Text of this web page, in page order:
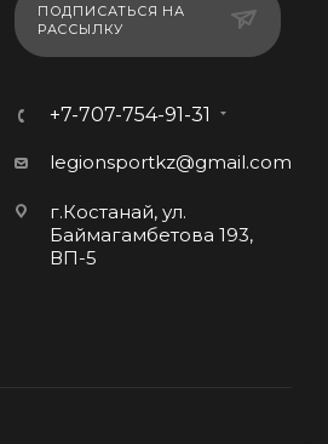
ПОДПИСАТЬСЯ НА
РАССЫЛКУ
+7-707-754-91-31
legionsportkz@gmail.com
г.Костанай, ул.
Баймагамбетова 193,
ВП-5